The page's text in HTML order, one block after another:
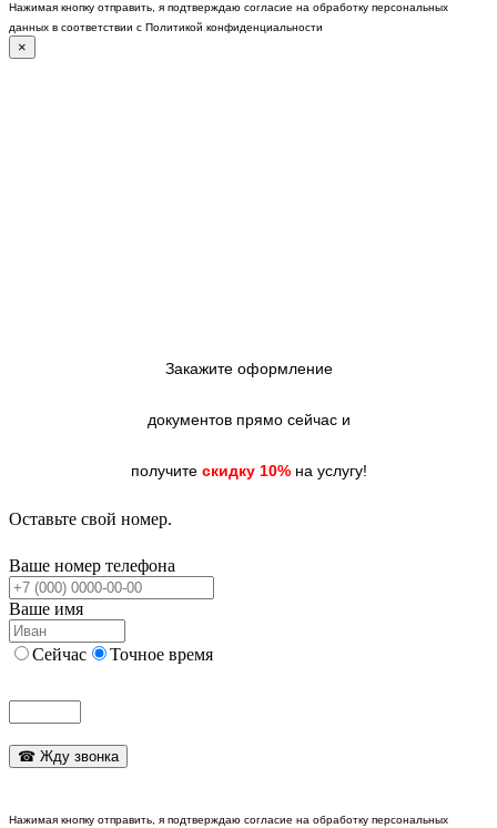
Нажимая кнопку отправить, я подтверждаю согласие на обработку персональных
данных в соответствии с Политикой конфиденциальности
×
Закажите оформление
документов прямо сейчас и
получите скидку 10%на услугу!
Оставьте свой номер.
Ваше номер телефона
Ваше имя
Сейчас Точное время
Нажимая кнопку отправить, я подтверждаю согласие на обработку персональных